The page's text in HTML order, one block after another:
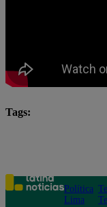
Tags:
Política
Lima